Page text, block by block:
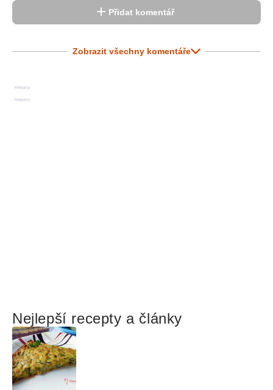
Přidat komentář
Zobrazit všechny komentáře
Reklama
Reklama
Nejlepší recepty a články